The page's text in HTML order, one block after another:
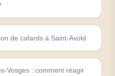
de cafards à Saint-Avold
Vosges : comment réagir